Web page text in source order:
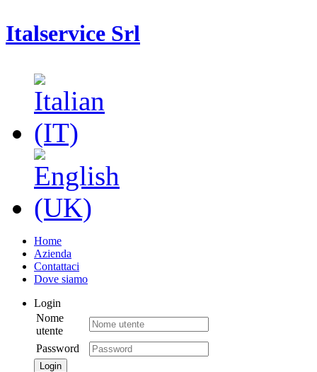
Italservice Srl
Home
Azienda
Contattaci
Dove siamo
Login
Nome
utente
Password
Login